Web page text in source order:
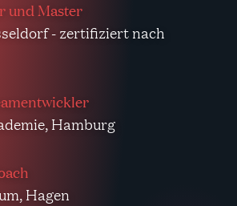
und Master
- zertifiziert nach
Hamburg
Hagen